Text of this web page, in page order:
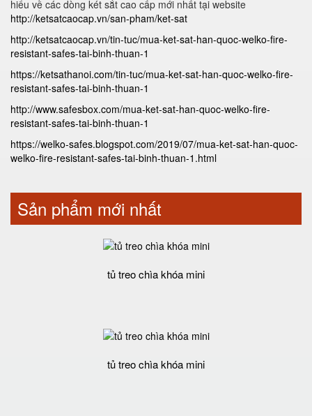
hiểu về các dòng két sắt cao cấp mới nhất tại website
http://ketsatcaocap.vn/san-pham/ket-sat
http://ketsatcaocap.vn/tin-tuc/mua-ket-sat-han-quoc-welko-fire-
resistant-safes-tai-binh-thuan-1
https://ketsathanoi.com/tin-tuc/mua-ket-sat-han-quoc-welko-fire-
resistant-safes-tai-binh-thuan-1
http://www.safesbox.com/mua-ket-sat-han-quoc-welko-fire-
resistant-safes-tai-binh-thuan-1
https://welko-safes.blogspot.com/2019/07/mua-ket-sat-han-quoc-
welko-fire-resistant-safes-tai-binh-thuan-1.html
Sản phẩm mới nhất
tủ treo chìa khóa mini
tủ treo chìa khóa mini